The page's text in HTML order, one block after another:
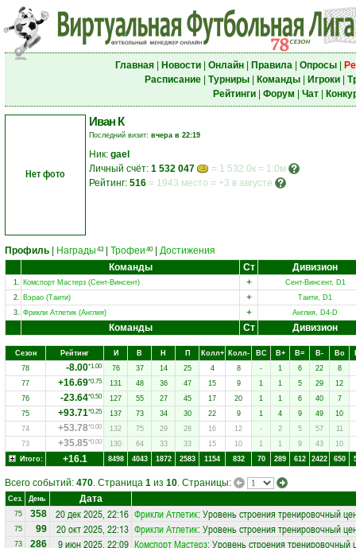
Главная| Новости| Онлайн| Правила| Опросы|
Расписание| Турниры| Команды| Игроки|
Рейтинги| Форум Чат|
Нет фото
Иван К
Последний визит: вчера в 22:19
Ник: gael
Личный счёт: 1 532 047
= 1 532.0к = 1.0м
Рейтинг: 516 = 1943 место = +3 в августе
Профиль Награды 43 Трофеи 40| Достижения
Команды
Ст Дивизион
1. Комспорт Мастерз (Сент-Винсент) +
Сент-Винсент, D1
2. Вэрао (Таити) +
Таити, D1
3. Фрикли Атлетик (Англия) + Англия, D4-D
Команды Ст Дивизион
Сезон Рейтинг И В Н П Колл+ Колл- ВC В+ В= В- Вo
78
-8.00*1.00 76 37 14 25 4 8 - 1 6 22
8
77
+16.69*0.75 131 48 36 47 15 9 1 1 5 29
12
76
-23.64*0.50 127 55 27 45 17 20 1 1 6 40
7
75
+93.71*0.25 137 73 34 30 22 9 1 4 9 49
10
74
+53.78*0.00 132 75 29 28 16 12 - 2 5 57
11
73
+35.85*0.00 130 64 33 33 15 10 1 1 9 43 10
Итого:
+16.1 8498 4043 1872 2583 1154 832 70 289 612 2422 650
Всего событий: 470. Страница 1 из 10. Страницы:
Сез. День Дата
75 358 20 дек 2025, 22:16 Фрикли Атлетик: Уровень строения тренировочный
75 99 20 окт 2025, 22:13 Фрикли Атлетик: Уровень строения тренировочный
73 286 9 июн 2025, 22:09 Комспорт Мастерз: Уровень строения тренировочный